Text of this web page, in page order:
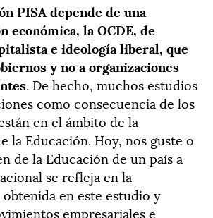
PISA depende de una
económica, la OCDE, de
e ideología liberal, que
y no a organizaciones
. De hecho, muchos estudios
como consecuencia de los
en el ámbito de la
la Educación. Hoy, nos guste o
de la Educación de un país a
se refleja en la
en este estudio y
empresariales e